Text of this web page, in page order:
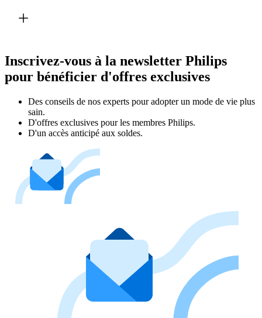
Inscrivez-vous à la newsletter Philips
pour bénéficier d'offres exclusives
Des conseils de nos experts pour adopter un mode de vie plus
sain.
D'offres exclusives pour les membres Philips.
D'un accès anticipé aux soldes.